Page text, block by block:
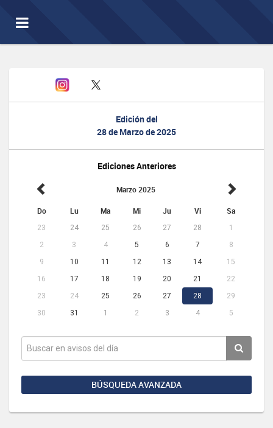
Toggle
navigation
Edición del
28 de Marzo de 2025
Ediciones Anteriores
Marzo 2025
Do Lu Ma Mi Ju Vi Sa
23 24 25 26 27 28
1
2
3 4 5 6 7
8
9
10 11 12 13 14
15
16
17 18 19 20 21
22
23
24 25 26 27 28
29
30
31 1 2 3 4 5
BÚSQUEDA AVANZADA